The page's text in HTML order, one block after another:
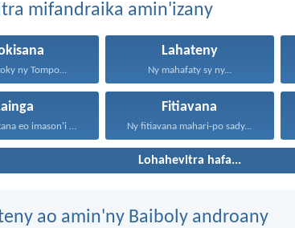
mifandraika amin'izany
ny Tompo...
Lahateny
Ny mahafaty sy ny...
Fitiavana
Ny fitiavana mahari-po sady...
Lohahevitra hafa...
ao amin'ny Baiboly androany